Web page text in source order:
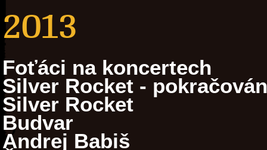
2013
Foťáci na koncertech
Silver Rocket -
Silver Rocket
Budvar
Andrej Babiš